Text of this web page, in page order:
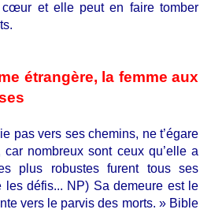
et elle peut en faire tomber
étrangère, la femme aux
pas vers ses chemins, ne t’égare
nombreux sont ceux qu’elle a
plus robustes furent tous ses
les défis... NP) Sa demeure est le
vers le parvis des morts. » Bible